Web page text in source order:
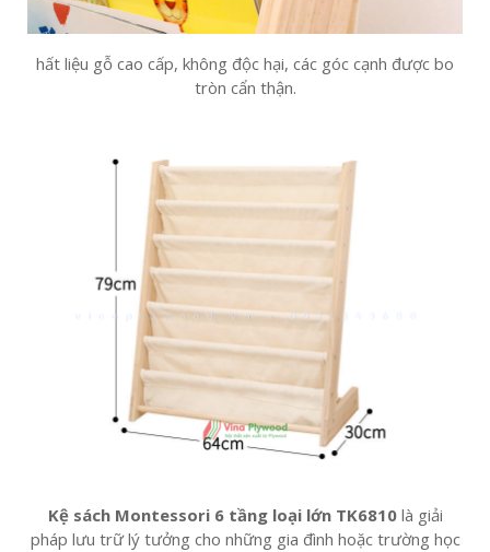
hất liệu gỗ cao cấp, không độc hại, các góc cạnh được bo
tròn cẩn thận.
Kệ sách Montessori 6 tầng loại lớn TK6810là giải
pháp lưu trữ lý tưởng cho những gia đình hoặc trường học